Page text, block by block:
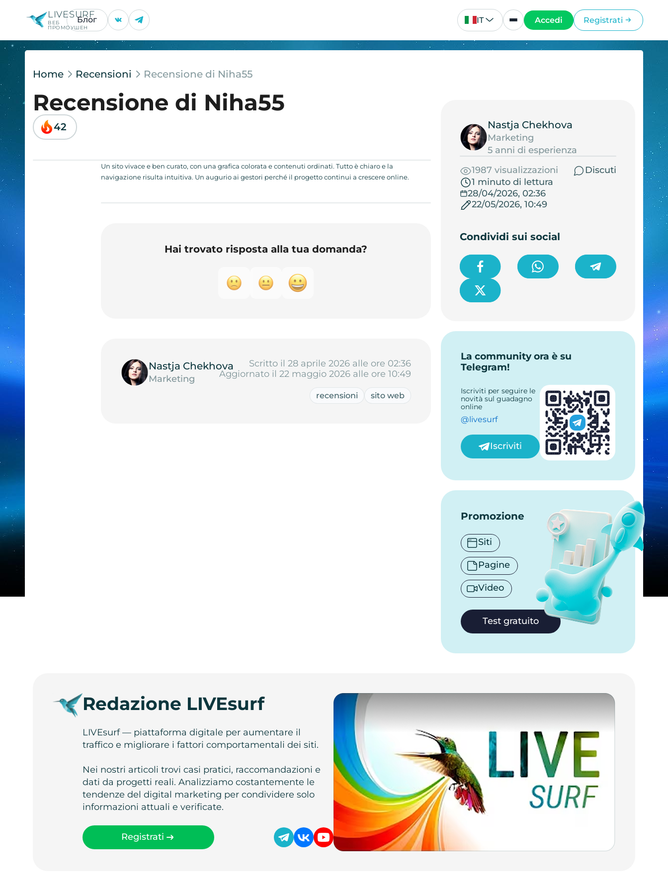
LIVESURF
ВЕБ
ПРОМОУШЕН
Блог IT Accedi Registrati
Home Recensioni Recensione di Niha55
Recensione di Niha55
42
Un sito vivace e ben curato, con una grafica colorata e contenuti ordinati. Tutto è chiaro e la
navigazione risulta intuitiva. Un augurio ai gestori perché il progetto continui a crescere online.
Hai trovato risposta alla tua domanda?
Nastja Chekhova
Marketing
Scritto il 28 aprile 2026 alle ore 02:36
Aggiornato il 22 maggio 2026 alle ore 10:49
recensioni sito web
Nastja Chekhova
Marketing
5 anni di esperienza
1987 visualizzazioni
Discuti
1 minuto di lettura
28/04/2026, 02:36
22/05/2026, 10:49
Condividi sui social
La community ora è su
Telegram!
Iscriviti per seguire le
novità sul guadagno
online
@livesurf
Iscriviti
Promozione
Siti
Pagine
Video
Test gratuito
Redazione LIVEsurf
LIVEsurf — piattaforma digitale per aumentare il
traffico e migliorare i fattori comportamentali dei siti.
Nei nostri articoli trovi casi pratici, raccomandazioni e
dati da progetti reali. Analizziamo costantemente le
tendenze del digital marketing per condividere solo
informazioni attuali e verificate.
Registrati